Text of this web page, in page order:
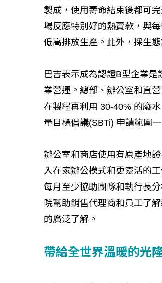
製成，使用壽命結束後都可
場反應特別好的熱賣款，與
低高排放生產。此外，採生
巴吉表示成為認證B型企業
業營運。總部、辦公室和直
在製程再利用 30-40% 的廢
量目標倡議(SBTi) 申請範圍
辦公室和商店使用有原產地
入在家辦公模式和更靈活的
每月至少協助團隊和執行長
院幫助銷售代理商和員工了
的廣泛了解。
帶給全世界溫暖的光